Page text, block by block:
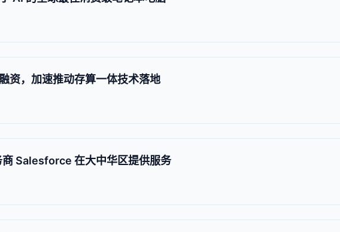
资，加速推动存算一体技术落地
商 Salesforce 在大中华区提供服务